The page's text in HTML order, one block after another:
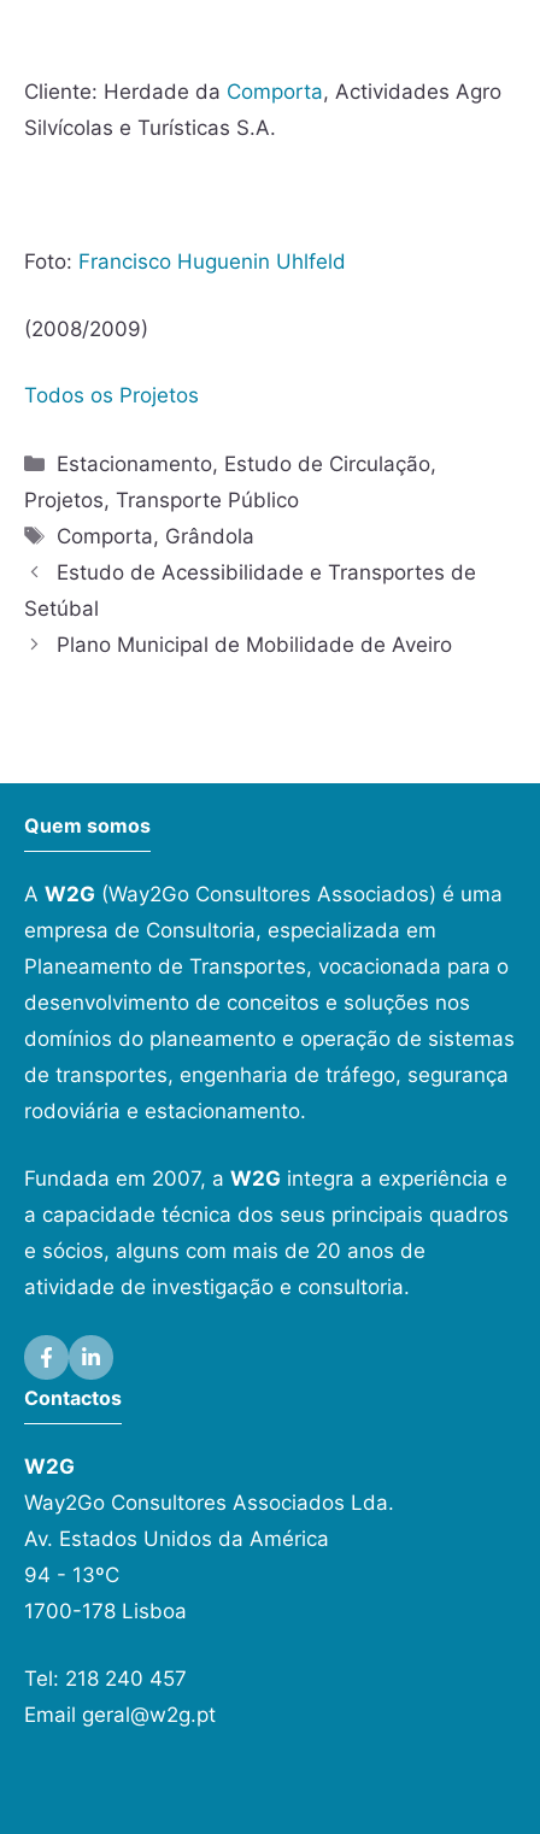
Cliente: Herdade da Comporta, Actividades Agro
Silvícolas e Turísticas S.A.
Foto: Francisco Huguenin Uhlfeld
(2008/2009)
Todos os Projetos
Estacionamento, Estudo de Circulação,
Projetos, Transporte Público
Comporta, Grândola
Estudo de Acessibilidade e Transportes de
Setúbal
Plano Municipal de Mobilidade de Aveiro
Quem somos
A W2G (Way2Go Consultores Associados) é uma
empresa de Consultoria, especializada em
Planeamento de Transportes, vocacionada para o
desenvolvimento de conceitos e soluções nos
domínios do planeamento e operação de sistemas
de transportes, engenharia de tráfego, segurança
rodoviária e estacionamento.
Fundada em 2007, a W2G integra a experiência e
a capacidade técnica dos seus principais quadros
e sócios, alguns com mais de 20 anos de
atividade de investigação e consultoria.
Contactos
W2G
Way2Go Consultores Associados Lda.
Av. Estados Unidos da América
94 - 13ºC
1700-178 Lisboa
Tel: 218 240 457
Email geral@w2g.pt